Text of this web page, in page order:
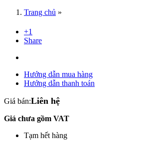
Trang chủ »
+1
Share
Hướng dẫn mua hàng
Hướng dẫn thanh toán
Giá bán:Liên hệ
Giá chưa gồm VAT
Tạm hết hàng